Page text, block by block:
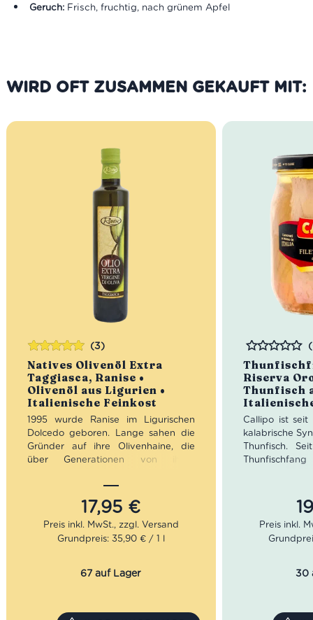
Geruch: Frisch, fruchtig, nach grünem Apfel
WIRD OFT ZUSAMMEN GEKAUFT MIT:
Natives Olivenöl Extra
Taggiasca, Ranise •
Olivenöl aus Ligurien •
Italienische Feinkost
(3)
1995 wurde Ranise im Ligurischen
Dolcedo geboren. Lange sahen die
Gründer auf ihre Olivenhaine, die
über Generationen von ihren
Doch dann wagten sie den Sprung
ins kalte Wasser. Von der Pflege in
den Olivenhainen, über die Pressung
bis zur Verpackung machten die
mutigen Gründer von Ranise alles
zahlten sich aus. In Imperia öffnete
Ranise einen größeren Standort. Seit
17,95 €
Bewertet
mit5.00 von
5
Grundpreis: 35,90 € / 1 l
67 auf Lager
Riserva
Thunfisch
Bewertet
Callipo ist seit
kalabrische
Thunfisch.
gehörten,
aufwärts.
Die Thunfisch
30